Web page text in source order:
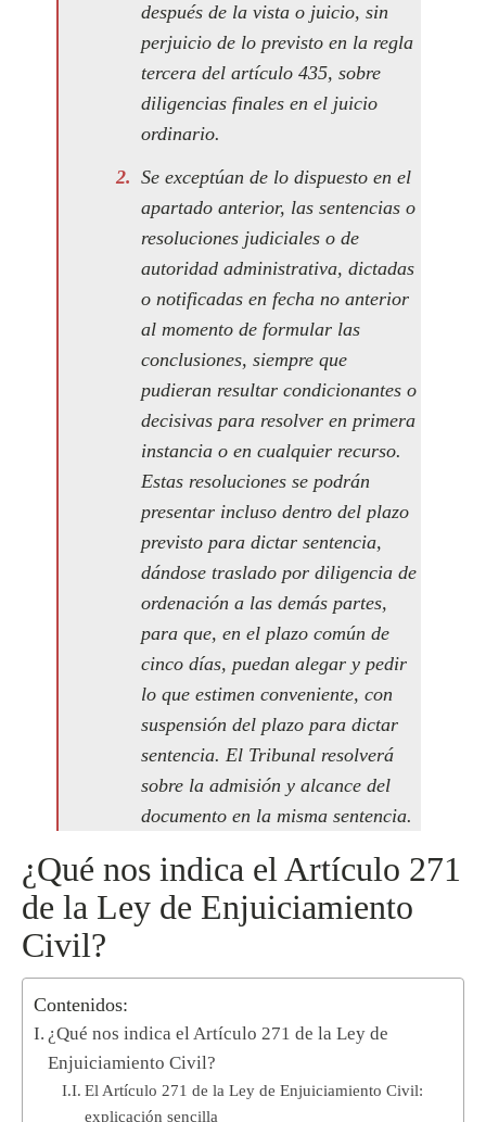
después de la vista o juicio, sin
perjuicio de lo previsto en la regla
tercera del artículo 435, sobre
diligencias finales en el juicio
ordinario.
Se exceptúan de lo dispuesto en el
apartado anterior, las sentencias o
resoluciones judiciales o de
autoridad administrativa, dictadas
o notificadas en fecha no anterior
al momento de formular las
conclusiones, siempre que
pudieran resultar condicionantes o
decisivas para resolver en primera
instancia o en cualquier recurso.
Estas resoluciones se podrán
presentar incluso dentro del plazo
previsto para dictar sentencia,
dándose traslado por diligencia de
ordenación a las demás partes,
para que, en el plazo común de
cinco días, puedan alegar y pedir
lo que estimen conveniente, con
suspensión del plazo para dictar
sentencia. El Tribunal resolverá
sobre la admisión y alcance del
documento en la misma sentencia.
¿Qué nos indica el Artículo 271
de la Ley de Enjuiciamiento
Civil?
Contenidos:
¿Qué nos indica el Artículo 271 de la Ley de
Enjuiciamiento Civil?
El Artículo 271 de la Ley de Enjuiciamiento Civil:
explicación sencilla